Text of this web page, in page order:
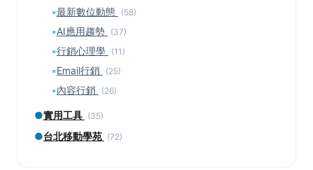
▪最新數位動態 (58)
▪AI應用趨勢 (37)
▪行銷心理學 (11)
▪Email行銷 (25)
▪內容行銷 (26)
●實用工具 (35)
●台北移動學苑 (72)